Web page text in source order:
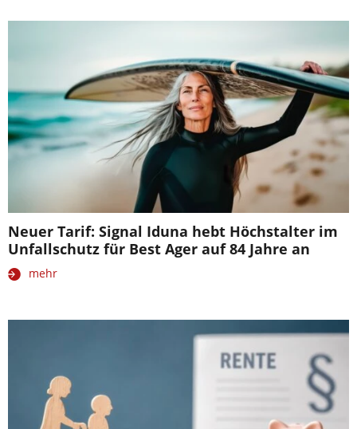
Neuer Tarif: Signal Iduna hebt Höchstalter im
Unfallschutz für Best Ager auf 84 Jahre an
mehr